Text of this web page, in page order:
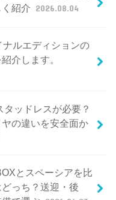
紹介 2026.08.04
ルエディションの
介します。
ッドレスが必要？
の違いを安全面か
とスペーシアを比
っち？送迎・後